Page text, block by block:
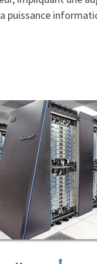
puissance